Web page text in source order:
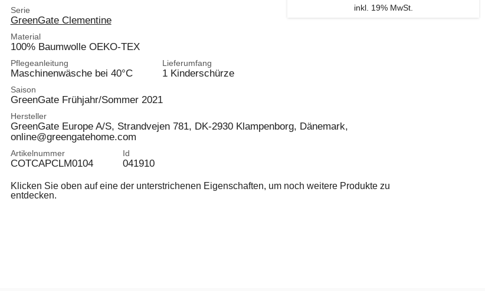
inkl. 19% MwSt.
Serie
GreenGate Clementine
Material
100% Baumwolle OEKO-TEX
Pflegeanleitung
Maschinenwäsche bei 40°C
Lieferumfang
1 Kinderschürze
Saison
GreenGate Frühjahr/Sommer 2021
Hersteller
GreenGate Europe A/S, Strandvejen 781, DK-2930 Klampenborg, Dänemark,
online@greengatehome.com
Artikelnummer
COTCAPCLM0104
Id
041910
Klicken Sie oben auf eine der unterstrichenen Eigenschaften, um noch weitere Produkte zu
entdecken.